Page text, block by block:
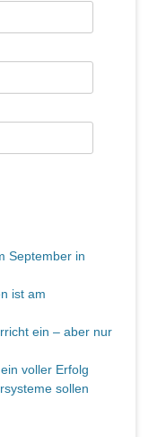
September in
ist am
ein – aber nur
voller Erfolg
sollen